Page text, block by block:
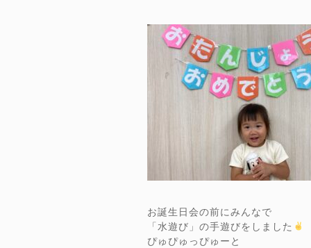
お誕生日会の前にみんなで
「水遊び」の手遊びをしました
ぴゅぴゅっぴゅーと